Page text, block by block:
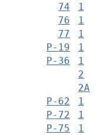
74
1
76
1
77
1
Р-19
1
Р-36
1
2
2А
Р-62
1
Р-72
1
Р-75
1